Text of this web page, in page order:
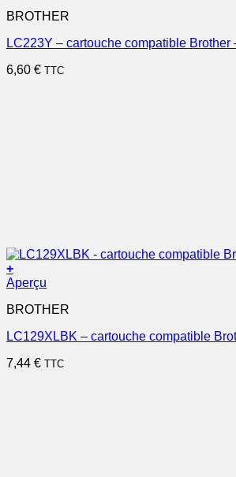
BROTHER
LC223Y – cartouche compatible Brother
6,60 € TTC
+
Aperçu
BROTHER
LC129XLBK – cartouche compatible
7,44 € TTC